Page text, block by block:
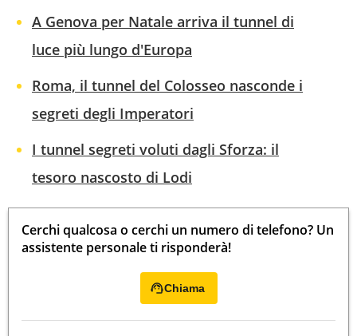
A Genova per Natale arriva il tunnel di
luce più lungo d'Europa
Roma, il tunnel del Colosseo nasconde i
segreti degli Imperatori
I tunnel segreti voluti dagli Sforza: il
tesoro nascosto di Lodi
Cerchi qualcosa o cerchi un numero di telefono? Un
assistente personale ti risponderà!
Chiama